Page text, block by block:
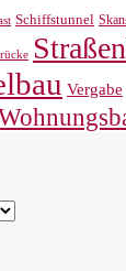
Schiffstunnel
Vergabe